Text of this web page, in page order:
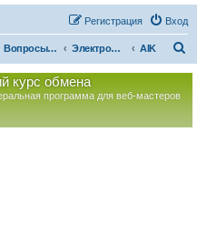
Вход
Регистрация
Вопросы по игорному оборудованию Электронные рулетки AIK
курс обмена
программа для веб-мастеров